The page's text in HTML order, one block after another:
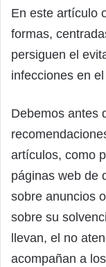
En este artículo
formas,
persiguen el
infecciones en
Debemos antes
artículos, como
páginas web de
sobre anuncios
sobre su
llevan, el no
acompañan a